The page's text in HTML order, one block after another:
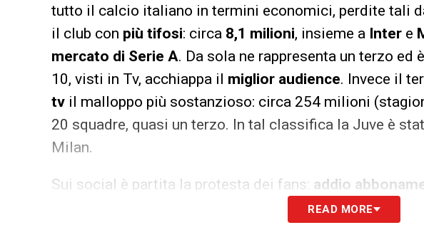
tutto il calcio italiano in termini economici, perdite tali
il club con più tifosi: circa 8,1 milioni, insieme a Inter e
mercato di Serie A. Da sola ne rappresenta un terzo ed
10, visti in Tv, acchiappa il miglior audience. Invece il
tv il malloppo più sostanzioso: circa 254 milioni
20 squadre, quasi un terzo. In tal classifica la Juve è
Milan.
Sui social è partita la protesta dei fans: addio
. Lo spettacolo perde valore per tutti, non solo
READ MORE